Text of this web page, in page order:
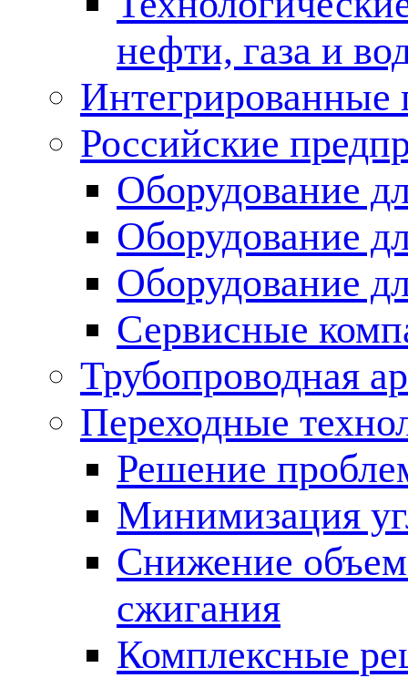
нефти, газа и
Российские
Оборудование
Оборудование
Оборудование
Сервисные
Трубопроводная
Переходные
Решение
Минимизация
Снижение
сжигания
Комплексные